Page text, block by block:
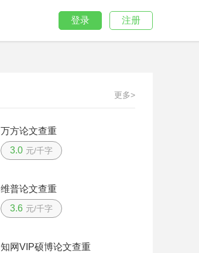
登录 注册
更多>
万方论文查重
3.0 元/千字
维普论文查重
3.6 元/千字
知网VIP硕博论文查重